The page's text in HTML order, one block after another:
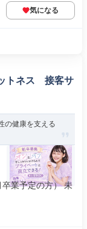
気になる
トネス 接客サ
の健康を支える
業予定の方） 未